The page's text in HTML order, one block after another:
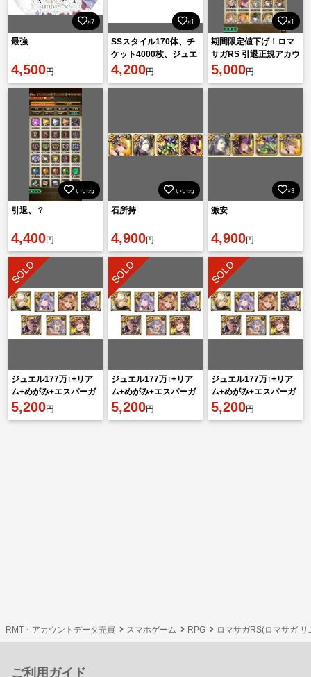
×7
最強
4,500円
×1
SSスタイル170体、チ
ケット4000枚、ジュエ
ル2405000個、数は前
後します
4,200円
×1
期間限定値下げ！ロマ
サガRS 引退正規アカウ
ント 激安！早いもの勝
ち！
5,000円
いいね
引退、？
4,400円
いいね
石所持
4,900円
×3
激安
4,900円
SOLD
ジュエル177万↑+リア
ム+めがみ+エスパーガ
ール+聖王+デューン
+SS確定チケ8枚+券
5,200円
SOLD
ジュエル177万↑+リア
ム+めがみ+エスパーガ
ール+聖王+デューン
+SS確定チケ8枚+券
5,200円
SOLD
ジュエル177万↑+リア
ム+めがみ+エスパーガ
ール+聖王+デューン
+SS確定チケ8枚+券
5,200円
RMT・アカウントデータ売買 スマホゲーム RPG ロマサガRS(ロマサガ
ご利用ガイド